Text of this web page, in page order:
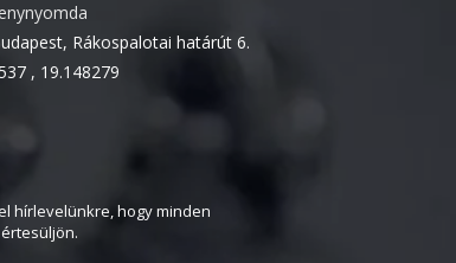
2017. április
2017. március
2016. június
Rákospalotai határút 6.
, 19.148279
hírlevelünkre, hogy minden